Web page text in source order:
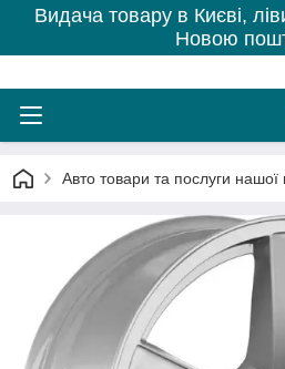
Видача товару в Києві,
Новою
Авто товари та послуги нашої